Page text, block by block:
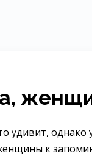
удивит, однако
к